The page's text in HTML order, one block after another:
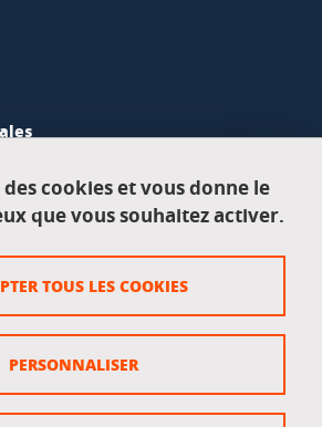
cookies et vous donne le
que vous souhaitez activer.
TOUS LES COOKIES
PERSONNALISER